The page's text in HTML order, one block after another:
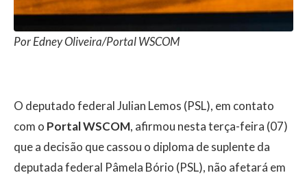
Por Edney Oliveira/Portal WSCOM
O deputado federal Julian Lemos (PSL), em contato
com o Portal WSCOM, afirmou nesta terça-feira (07)
que a decisão que cassou o diploma de suplente da
deputada federal Pâmela Bório (PSL), não afetará em